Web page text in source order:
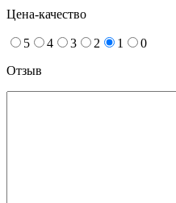
Цена-качество
5 4 3 2 1
0
Отзыв